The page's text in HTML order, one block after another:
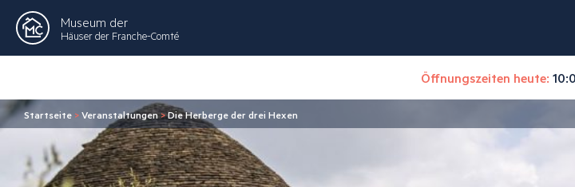
Museum der
Häuser der Franche-Comté
Öffnungszeiten heute:
Startseite >Veranstaltungen>Die Herberge der drei Hexen